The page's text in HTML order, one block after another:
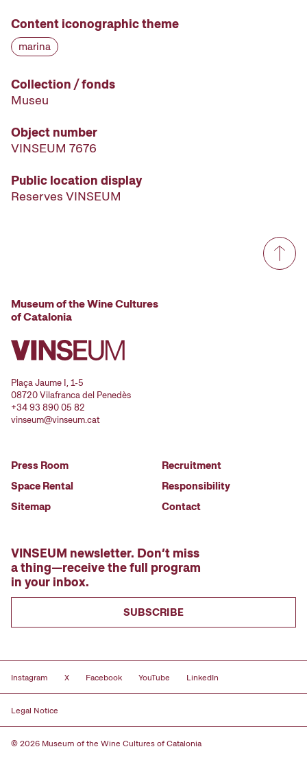
Content iconographic theme
marina
Collection / fonds
Museu
Object number
VINSEUM 7676
Public location display
Reserves VINSEUM
Museum of the Wine Cultures
of Catalonia
Plaça Jaume I, 1-5
08720 Vilafranca del Penedès
+34 93 890 05 82
vinseum@vinseum.cat
Press Room
Space Rental
Sitemap
Recruitment
Responsibility
Contact
VINSEUM newsletter. Don’t miss
a thing—receive the full program
in your inbox.
SUBSCRIBE
Instagram X Facebook YouTube LinkedIn
Legal Notice
© 2026 Museum of the Wine Cultures of Catalonia